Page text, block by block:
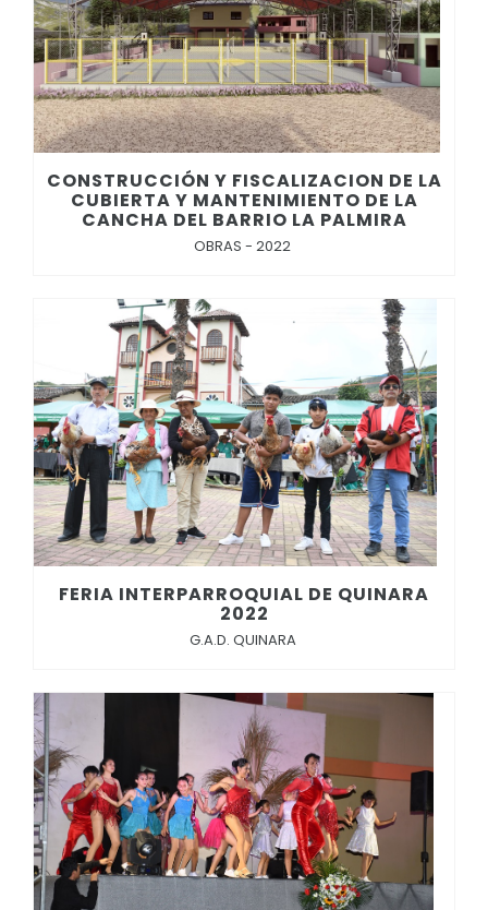
CONSTRUCCIÓN Y FISCALIZACION DE LA
CUBIERTA Y MANTENIMIENTO DE LA
CANCHA DEL BARRIO LA PALMIRA
OBRAS - 2022
FERIA INTERPARROQUIAL DE QUINARA
2022
G.A.D. QUINARA